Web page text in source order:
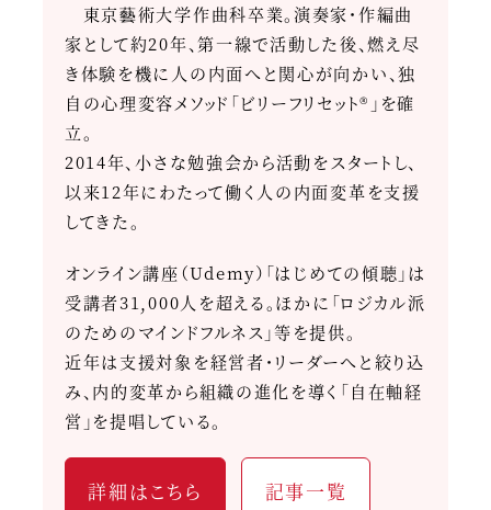
東京藝術大学作曲科卒業。演奏家・作編曲
家として約20年、第一線で活動した後、燃え尽
き体験を機に人の内面へと関心が向かい、独
自の心理変容メソッド「ビリーフリセット®」を確
立。
2014年、小さな勉強会から活動をスタートし、
以来12年にわたって働く人の内面変革を支援
してきた。
オンライン講座（Udemy）「はじめての傾聴」は
受講者31,000人を超える。ほかに「ロジカル派
のためのマインドフルネス」等を提供。
近年は支援対象を経営者・リーダーへと絞り込
み、内的変革から組織の進化を導く「自在軸経
営」を提唱している。
詳細はこちら 記事一覧